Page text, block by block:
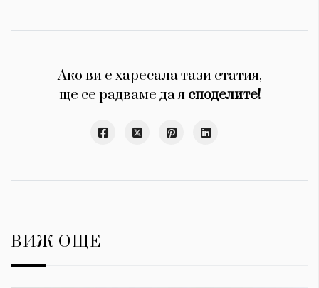
Ако ви е харесала тази статия,
ще се радваме да я споделите!
ВИЖ ОЩЕ